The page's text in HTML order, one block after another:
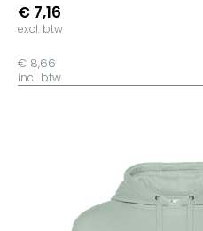
€ 7,16
excl. btw
€ 8,66
incl. btw